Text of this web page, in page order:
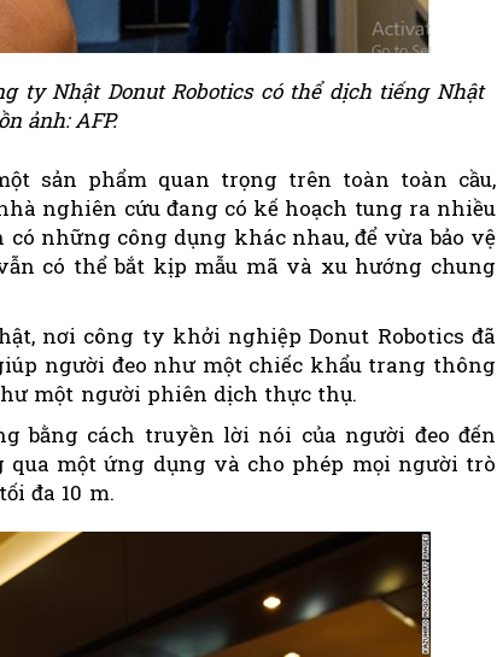
ty Nhật Donut Robotics có thể dịch tiếng Nhật
ảnh: AFP.
sản phẩm quan trọng trên toàn toàn cầu,
nghiên cứu đang có kế hoạch tung ra nhiều
có những công dụng khác nhau, để vừa bảo vệ
có thể bắt kịp mẫu mã và xu hướng chung
nơi công ty khởi nghiệp Donut Robotics đã
người đeo như một chiếc khẩu trang thông
một người phiên dịch thực thụ.
bằng cách truyền lời nói của người đeo đến
một ứng dụng và cho phép mọi người trò
đa 10 m.